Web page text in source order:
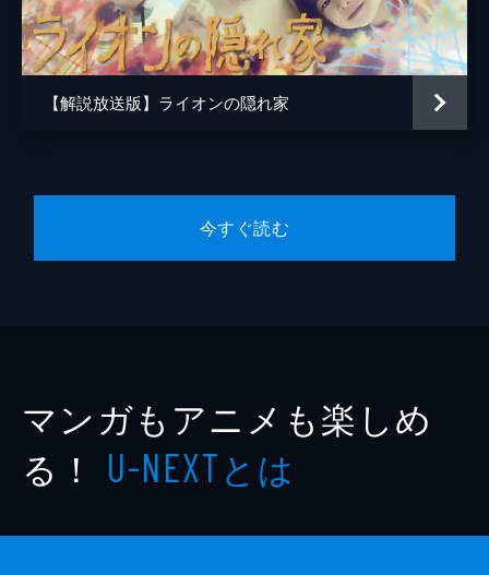
【解説放送版】ライオンの隠れ家
今すぐ読む
マンガもアニメも楽しめ
る！ U-NEXTとは